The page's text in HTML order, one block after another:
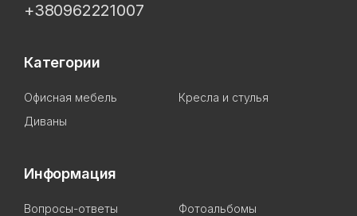
+380962221007
Категории
Офисная мебель
Кресла и стулья
Диваны
Информация
Вопросы-ответы Фотоальбомы